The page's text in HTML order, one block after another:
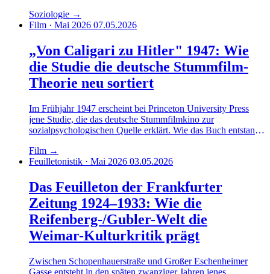
Arguments, seines Kontextes und seiner Wirkung.
Soziologie →
Film · Mai 2026 07.05.2026
„Von Caligari zu Hitler" 1947: Wie
die Studie die deutsche Stummfilm-
Theorie neu sortiert
Im Frühjahr 1947 erscheint bei Princeton University Press
jene Studie, die das deutsche Stummfilmkino zur
sozialpsychologischen Quelle erklärt. Wie das Buch entstand,
seinen Befunden abarbeitet.
Film →
Feuilletonistik · Mai 2026 03.05.2026
Das Feuilleton der Frankfurter
Zeitung 1924–1933: Wie die
Reifenberg-/Gubler-Welt die
Weimar-Kulturkritik prägt
Zwischen Schopenhauerstraße und Großer Eschenheimer
Gasse entsteht in den späten zwanziger Jahren jenes